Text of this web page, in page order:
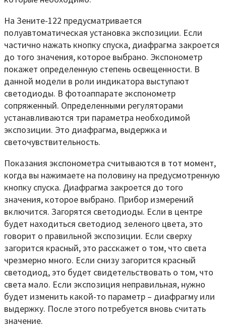
На Зените-122 предусматривается
полуавтоматическая установка экспозиции. Если
частично нажать кнопку спуска, диафрагма закроется
до того значения, которое выбрано. Экспонометр
покажет определенную степень освещенности. В
данной модели в роли индикатора выступают
светодиоды. В фотоаппарате экспонометр
сопряженный. Определенными регуляторами
устанавливаются три параметра необходимой
экспозиции. Это диафрагма, выдержка и
светочувствительность.
Показания экспонометра считываются в тот момент,
когда вы нажимаете на половину на предусмотренную
кнопку спуска. Диафрагма закроется до того
значения, которое выбрано. Прибор измерений
включится. Загорятся светодиоды. Если в центре
будет находиться светодиод зеленого цвета, это
говорит о правильной экспозиции. Если сверху
загорится красный, это расскажет о том, что света
чрезмерно много. Если снизу загорится красный
светодиод, это будет свидетельствовать о том, что
света мало. Если экспозиция неправильная, нужно
будет изменить какой-то параметр – диафрагму или
выдержку. После этого потребуется вновь считать
значение.